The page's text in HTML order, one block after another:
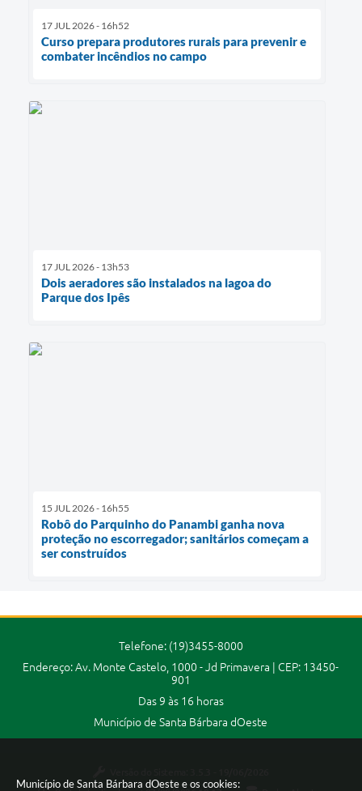
Município de Santa Bárbara dOeste e os cookies:
17 JUL 2026 - 16h52
Curso prepara produtores rurais para prevenir e
combater incêndios no campo
17 JUL 2026 - 13h53
Dois aeradores são instalados na lagoa do
Parque dos Ipês
15 JUL 2026 - 16h55
Robô do Parquinho do Panambi ganha nova
proteção no escorregador; sanitários começam a
ser construídos
Telefone: (19)3455-8000
Endereço: Av. Monte Castelo, 1000 - Jd Primavera | CEP: 13450-
901
Das 9 às 16 horas
Município de Santa Bárbara dOeste